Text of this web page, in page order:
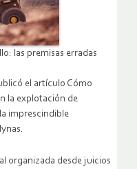
las premisas erradas
el artículo Cómo
la explotación de
imprescindible
organizada desde juicios